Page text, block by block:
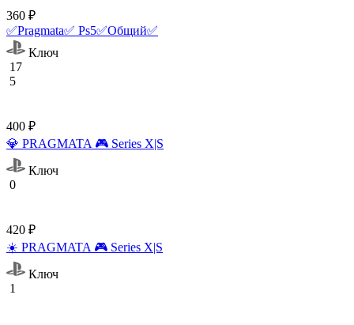
360 ₽
✅Pragmata✅ Ps5✅Общий✅
Ключ
17
5
400 ₽
💎 PRAGMATA 🎮 Series X|S
Ключ
0
420 ₽
☀️ PRAGMATA 🎮 Series X|S
Ключ
1